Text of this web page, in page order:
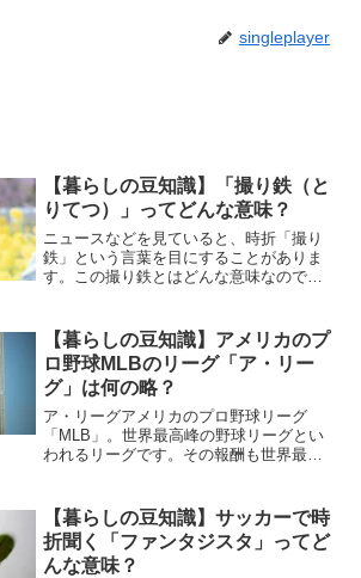
singleplayer
【暮らしの豆知識】「撮り鉄（と
りてつ）」ってどんな意味？
ニュースなどを見ていると、時折「撮り
鉄」という言葉を目にすることがありま
す。この撮り鉄とはどんな意味なのでし
よね～。
【暮らしの豆知識】アメリカのプ
ロ野球MLBのリーグ「ア・リー
グ」は何の略？
ア・リーグアメリカのプロ野球リーグ
「MLB」。世界最高峰の野球リーグとい
われるリーグです。その報酬も世界最高
プレイヤーたちが集うのかもしれません
ね。そのMLBは2つのリ...
【暮らしの豆知識】サッカーで時
折聞く「ファンタジスタ」ってど
んな意味？